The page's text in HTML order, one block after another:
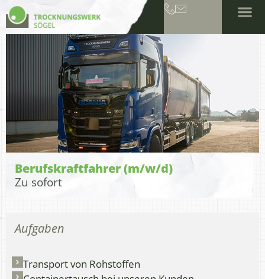
Berufs­kraft­fahrer (m/w/d)
Zu sofort
Aufgaben
Transport von Rohstoffen